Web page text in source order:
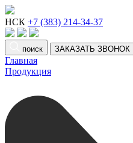
НСК +7 (383) 214-34-37
поиск ЗАКАЗАТЬ ЗВОНОК
Главная
Продукция